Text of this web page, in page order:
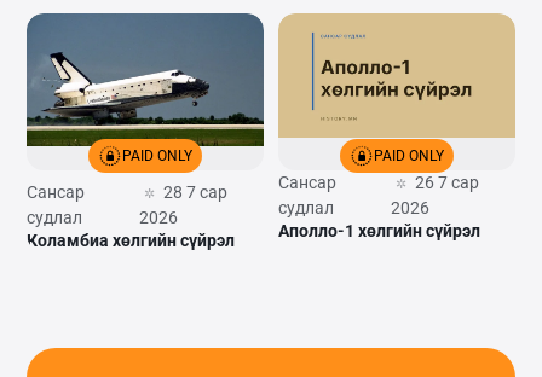
PAID ONLY
Сансар
судлал
28 7 сар
2026
Коламбиа хөлгийн сүйрэл
PAID ONLY
Сансар
судлал
26 7 сар
2026
Аполло-1 хөлгийн сүйрэл